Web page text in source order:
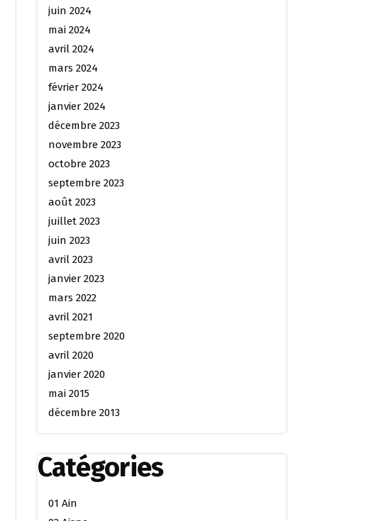
juin 2024
mai 2024
avril 2024
mars 2024
février 2024
janvier 2024
décembre 2023
novembre 2023
octobre 2023
septembre 2023
août 2023
juillet 2023
juin 2023
avril 2023
janvier 2023
mars 2022
avril 2021
septembre 2020
avril 2020
janvier 2020
mai 2015
décembre 2013
Catégories
01 Ain